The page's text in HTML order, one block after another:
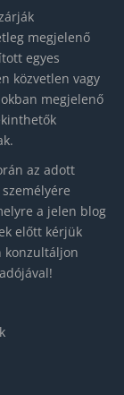
megjelenő
egyes
közvetlen vagy
megjelenő
az adott
a jelen blog
előtt kérjük
konzultáljon